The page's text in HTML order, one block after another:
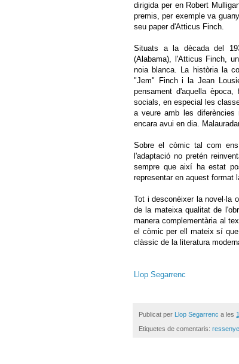
dirigida per en Robert
premis, per exemple va
seu paper d'Atticus Finch.
Situats a la dècada del
(Alabama), l'Atticus Finch,
noia blanca. La història la
"Jem" Finch i la Jean
pensament d'aquella
socials, en especial les
a veure amb les diferències
encara avui en dia.
Sobre el còmic tal com
l'adaptació no pretén
sempre que així ha estat
representar en aquest format
Tot i desconèixer la novel·la
de la mateixa qualitat de
manera complementària al
el còmic per ell mateix sí
clàssic de la literatura
Llop Segarrenc
Publicat per Llop Segarrenc a les
Etiquetes de comentaris: